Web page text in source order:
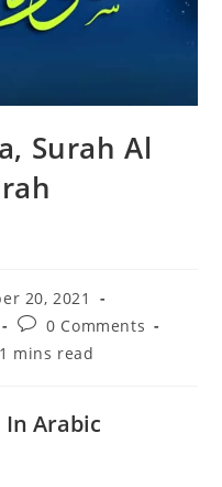
Surah Al
20, 2021
Post
comments:
0 Comments
mins read
Arabic